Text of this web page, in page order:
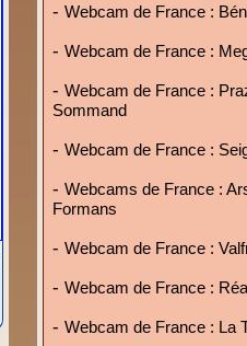
- Webcam de France :
- Webcam de France :
- Webcam de France :
Sommand
- Webcam de France :
- Webcams de France :
Formans
- Webcam de France :
- Webcam de France :
- Webcam de France : La